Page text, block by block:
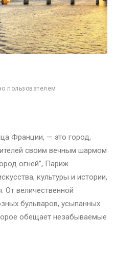
пользователем
Франции, — это город,
своим вечным шармом
огней”, Париж
культуры и истории,
величественной
бульваров, усыпанных
обещает незабываемые